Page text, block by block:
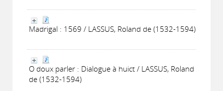
Madrigal : 1569 / LASSUS, Roland de (1532-1594)
O doux parler : Dialogue à huict / LASSUS, Roland
de (1532-1594)